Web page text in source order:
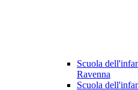
Scuola
Ravenna
Scuola